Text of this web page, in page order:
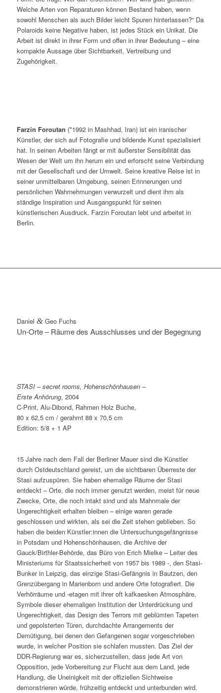
Welche Arten von Reparaturen können Bestand haben, wenn
sowohl Menschen als auch Bilder leicht Spuren hinterlassen?“ Da
Polaroids keine Negative haben, ist jedes Stück ein Unikat. Die
Arbeit ist direkt in ihrer Form und offen in ihrer Bedeutung – eine
kompakte Aussage über Sichtbarkeit, Vertreibung und
Zugehörigkeit.
Farzin Foroutan (*1992 in Mashhad, Iran) ist ein iranischer
Künstler, der sich auf Fotografie und bildende Kunst spezialisiert
hat. In seinen Arbeiten fängt er mit äußerster Sensibilität das
Wesen der Welt um ihn herum ein und erforscht seine Verbindung
mit der Gesellschaft und der Umwelt. Seine kreative Reise ist in
seiner unmittelbaren Umgebung, seinen Erinnerungen und
persönlichen Wahrnehmungen verwurzelt und dient ihm als
ständige Inspiration und Ausgangspunkt für seinen
künstlerischen Ausdruck. Farzin Foroutan lebt und arbeitet in
Berlin.
Daniel &Geo Fuchs
Un-Orte – Räume des Ausschlusses und der Begegnung
STASI – secret rooms, Hohenschönhausen –
Erste Anhörung, 2004
C-Print, Alu-Dibond, Rahmen Holz Buche,
80 x 62,5 cm / gerahmt 88 x 70,5 cm
Edition: 5/8 + 1 AP
15 Jahre nach dem Fall der Berliner Mauer sind die Künstler
durch Ostdeutschland gereist, um die sichtbaren Überreste der
Stasi aufzuspüren. Sie haben ehemalige Räume der Stasi
entdeckt – Orte, die noch immer genutzt werden, meist für neue
Zwecke, Orte, die noch intakt sind und als Mahnmale der
Ungerechtigkeit erhalten bleiben – einige waren gerade
geschlossen und wirkten, als sei die Zeit stehen geblieben. So
haben die beiden Künstler:innen die Untersuchungsgefängnisse
in Potsdam und Hohenschönhausen, die Archive der
Gauck/Birthler-Behörde, das Büro von Erich Mielke – Leiter des
Ministeriums für Staatssicherheit von 1957 bis 1989 -, den Stasi-
Bunker in Leipzig, das einzige Stasi-Gefängnis in Bautzen, den
Grenzübergang in Marienborn und andere Orte fotografiert. Die
Verhörräume und -etagen mit ihrer oft kafkaesken Atmosphäre,
Symbole dieser ehemaligen Institution der Unterdrückung und
Ungerechtigkeit, das Design des Terrors mit geblümten Tapeten
und gepolsterten Türen, durchdachte Arrangements der
Demütigung, bei denen den Gefangenen sogar vorgeschrieben
wurde, in welcher Position sie schlafen mussten. Das Ziel der
DDR-Regierung war es, sicherzustellen, dass jede Art von
Opposition, jede Vorbereitung zur Flucht aus dem Land, jede
Handlung, die Uneinigkeit mit der offiziellen Sichtweise
demonstrieren würde, frühzeitig entdeckt und unterbunden wird.